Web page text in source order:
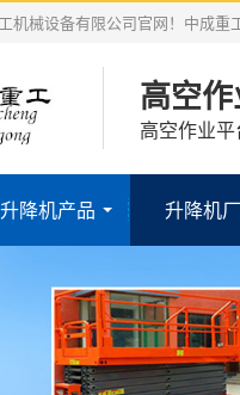
机械设备有限公司官网！中成重
高空
高空作业
升降机产品 升降机